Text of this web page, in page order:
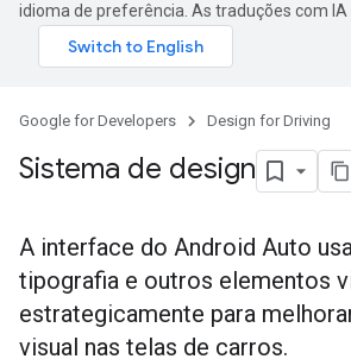
idioma de preferência. As traduções com IA
Google for Developers Design for Driving
Sistema de design
A interface do Android Auto
tipografia e outros elementos
estrategicamente para
visual nas telas de carros.